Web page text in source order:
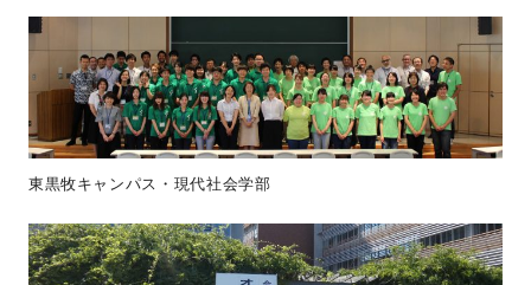
東黒牧キャンパス・現代社会学部